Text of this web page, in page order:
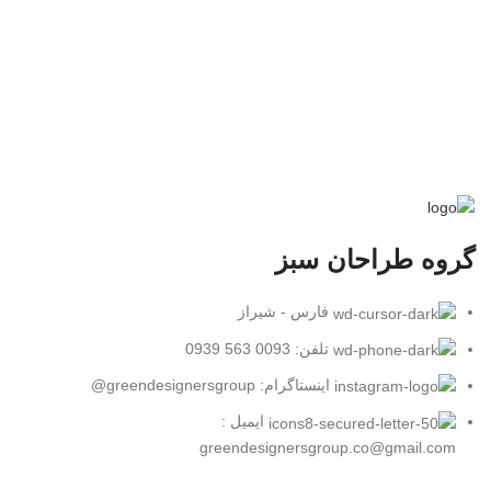
گروه طراحان سبز
فارس - شیراز
تلفن: 0093 563 0939
اینستاگرام: greendesignersgroup@
ایمیل :
greendesignersgroup.co@gmail.com